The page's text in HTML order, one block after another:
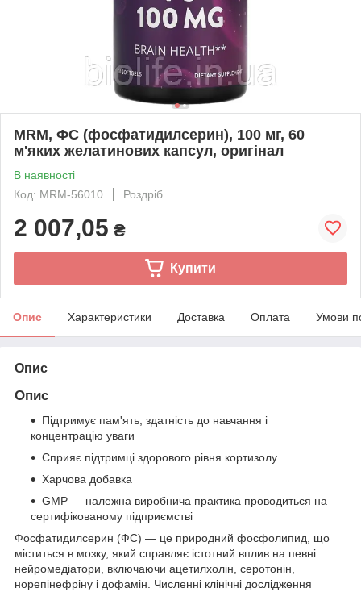
MRM, ФС (фосфатидилсерин), 100 мг, 60
м'яких желатинових капсул, оригінал
В наявності
Код: MRM-56010
Роздріб
2 007,05 ₴
Купити
Опис Характеристики Доставка Оплата Умови
Опис
Опис
Підтримує пам'ять, здатність до навчання і
концентрацію уваги
Сприяє підтримці здорового рівня кортизолу
Харчова добавка
GMP — належна виробнича практика проводиться на
сертифікованому підприємстві
Фосфатидилсерин (ФС) — це природний фосфолипид, що
міститься в мозку, який справляє істотний вплив на певні
нейромедіатори, включаючи ацетилхолін, серотонін,
норепінефріну і дофамін. Численні клінічні дослідження